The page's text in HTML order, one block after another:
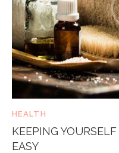
HEALTH
KEEPING
EASY